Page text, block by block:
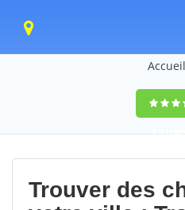
Accueil
9,5
Trouver des